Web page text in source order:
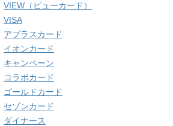
VIEW（ビューカード）
VISA
アプラスカード
イオンカード
キャンペーン
コラボカード
ゴールドカード
セゾンカード
ダイナース